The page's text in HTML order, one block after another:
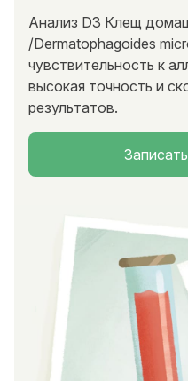
Анализ D3 Клещ
/Dermatophagoides
чувствительность к
высокая точность и
результатов.